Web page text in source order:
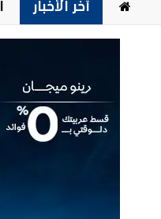
آخر الأخبار